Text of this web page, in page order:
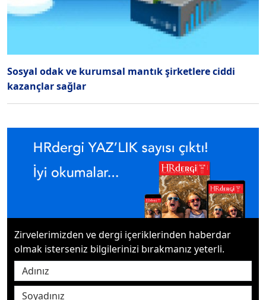
Sosyal odak ve kurumsal mantık şirketlere ciddi
kazançlar sağlar
Zirvelerimizden ve dergi içeriklerinden haberdar
olmak isterseniz bilgilerinizi bırakmanız yeterli.